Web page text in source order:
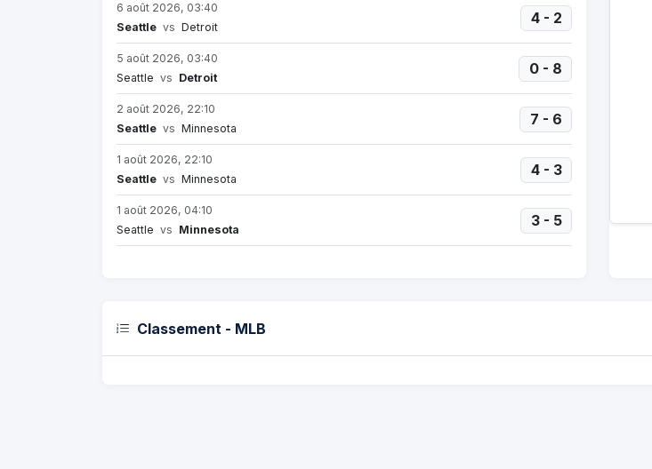
6 août 2026, 03:40
Seattle vs Detroit
4 - 2
5 août 2026, 03:40
Seattle vs Detroit
0 - 8
2 août 2026, 22:10
Seattle vs Minnesota
7 - 6
1 août 2026, 22:10
Seattle vs Minnesota
4 - 3
1 août 2026, 04:10
Seattle vs Minnesota
3 - 5
Classement - MLB